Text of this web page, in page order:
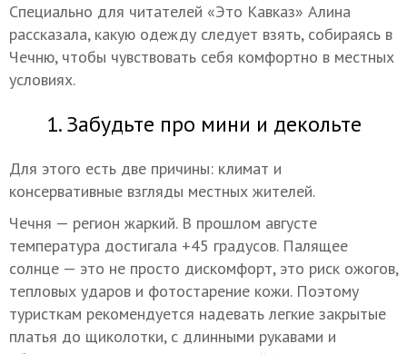
Специально для читателей «Это Кавказ» Алина
рассказала, какую одежду следует взять, собираясь в
Чечню, чтобы чувствовать себя комфортно в местных
условиях.
1. Забудьте про мини и декольте
Для этого есть две причины: климат и
консервативные взгляды местных жителей.
Чечня — регион жаркий. В прошлом августе
температура достигала +45 градусов. Палящее
солнце — это не просто дискомфорт, это риск ожогов,
тепловых ударов и фотостарение кожи. Поэтому
туристкам рекомендуется надевать легкие закрытые
платья до щиколотки, с длинными рукавами и